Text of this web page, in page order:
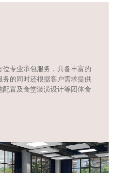
专业承包服务，具备丰富的
务的同时还根据客户需求提供
置及食堂装潢设计等团体食